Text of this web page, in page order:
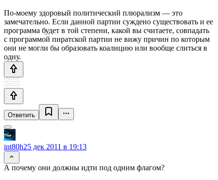
По-моему здоровый политический плюрализм — это
замечательно. Если данной партии суждено существовать и ее
программа будет в той степени, какой вы считаете, совпадать
с программой пиратской партии не вижу причин по которым
они не могли бы образовать коалицию или вообще слиться в
одну.
Ответить
int80h25 дек 2011 в 19:13
А почему они должны идти под одним флагом?